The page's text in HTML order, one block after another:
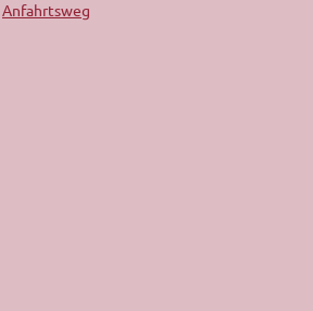
Anfahrtsweg